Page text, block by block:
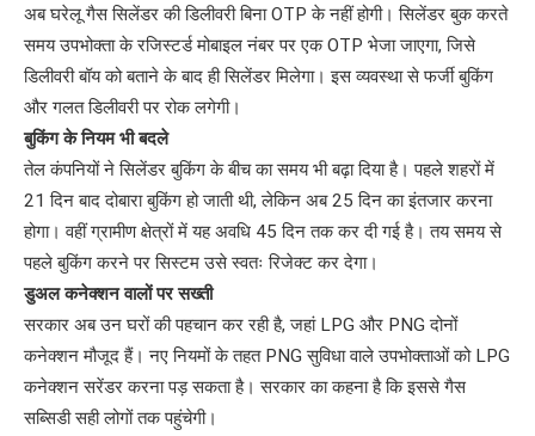
अब घरेलू गैस सिलेंडर की डिलीवरी बिना OTP के नहीं होगी। सिलेंडर बुक करते
समय उपभोक्ता के रजिस्टर्ड मोबाइल नंबर पर एक OTP भेजा जाएगा, जिसे
डिलीवरी बॉय को बताने के बाद ही सिलेंडर मिलेगा। इस व्यवस्था से फर्जी बुकिंग
और गलत डिलीवरी पर रोक लगेगी।
बुकिंग के नियम भी बदले
तेल कंपनियों ने सिलेंडर बुकिंग के बीच का समय भी बढ़ा दिया है। पहले शहरों में
21 दिन बाद दोबारा बुकिंग हो जाती थी, लेकिन अब 25 दिन का इंतजार करना
होगा। वहीं ग्रामीण क्षेत्रों में यह अवधि 45 दिन तक कर दी गई है। तय समय से
पहले बुकिंग करने पर सिस्टम उसे स्वतः रिजेक्ट कर देगा।
डुअल कनेक्शन वालों पर सख्ती
सरकार अब उन घरों की पहचान कर रही है, जहां LPG और PNG दोनों
कनेक्शन मौजूद हैं। नए नियमों के तहत PNG सुविधा वाले उपभोक्ताओं को LPG
कनेक्शन सरेंडर करना पड़ सकता है। सरकार का कहना है कि इससे गैस
सब्सिडी सही लोगों तक पहुंचेगी।